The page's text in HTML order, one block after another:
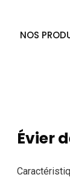
NOS
Évier